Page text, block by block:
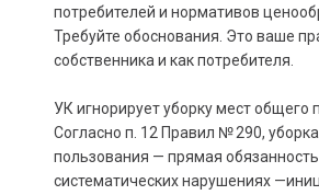
потребителей и нормативов
Требуйте обоснования. Это ваше
собственника и как потребителя.
УК игнорирует уборку мест общего
Согласно п. 12 Правил № 290,
пользования — прямая
систематических нарушениях